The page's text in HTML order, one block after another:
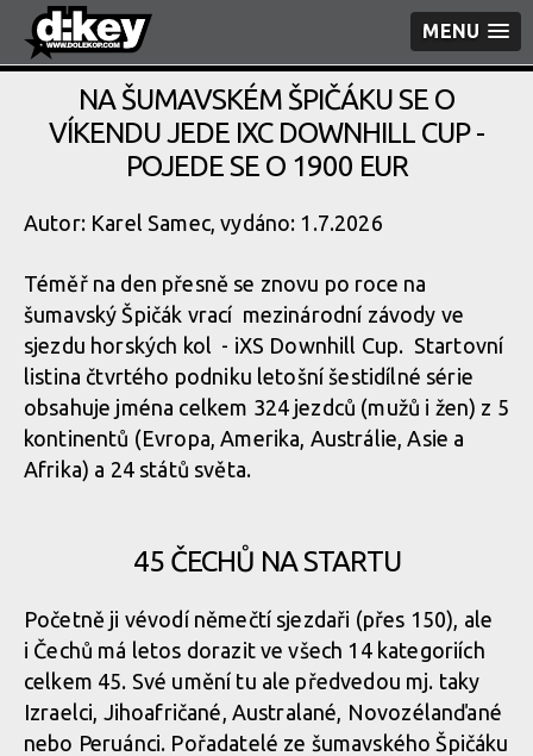
MENU
NA ŠUMAVSKÉM ŠPIČÁKU SE O
VÍKENDU JEDE IXC DOWNHILL CUP -
POJEDE SE O 1900 EUR
Autor: Karel Samec, vydáno: 1.7.2026
Téměř na den přesně se znovu po roce na
šumavský Špičák vrací mezinárodní závody ve
sjezdu horských kol - iXS Downhill Cup. Startovní
listina čtvrtého podniku letošní šestidílné série
obsahuje jména celkem 324 jezdců (mužů i žen) z 5
kontinentů (Evropa, Amerika, Austrálie, Asie a
Afrika) a 24 států světa.
45 ČECHŮ NA STARTU
Početně ji vévodí němečtí sjezdaři (přes 150), ale
i Čechů má letos dorazit ve všech 14 kategoriích
celkem 45. Své umění tu ale předvedou mj. taky
Izraelci, Jihoafričané, Australané, Novozélanďané
nebo Peruánci. Pořadatelé ze šumavského Špičáku